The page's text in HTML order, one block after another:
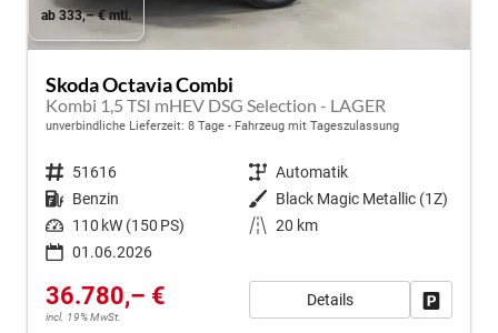
ab 333,– € mtl.
Skoda Octavia Combi
Kombi 1,5 TSI mHEV DSG Selection - LAGER
unverbindliche Lieferzeit: 8 Tage Fahrzeug mit Tageszulassung
Fahrzeugnr. 51616 Getriebe Automatik
Kraftstoff Benzin Außenfarbe Black Magic Metallic (1Z)
Leistung 110 kW (150 PS) Kilometerstand 20 km
01.06.2026
36.780,– €
incl. 19% MwSt.
Details